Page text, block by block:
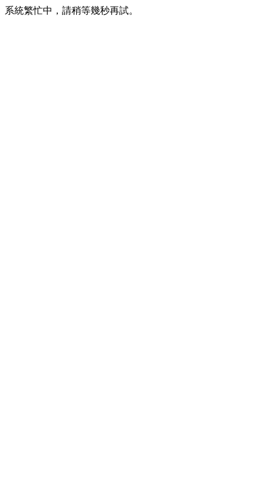
系統繁忙中，請稍等幾秒再試。